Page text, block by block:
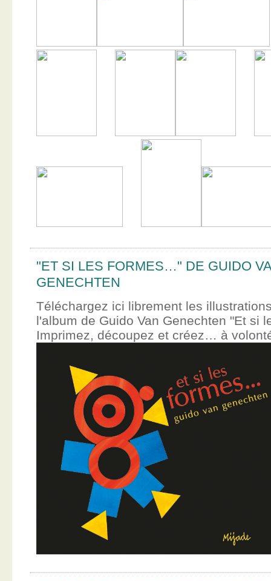
"ET SI LES FORMES…" DE GUIDO
GENECHTEN
Téléchargez ici librement les
l'album de Guido Van Genechten "Et si
Imprimez, découpez et créez… à